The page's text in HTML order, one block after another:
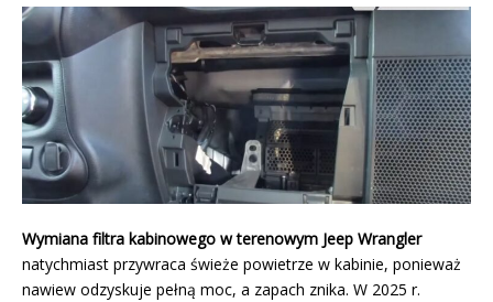
Wymiana filtra kabinowego w terenowym Jeep Wrangler
natychmiast przywraca świeże powietrze w kabinie, ponieważ
nawiew odzyskuje pełną moc, a zapach znika. W 2025 r.